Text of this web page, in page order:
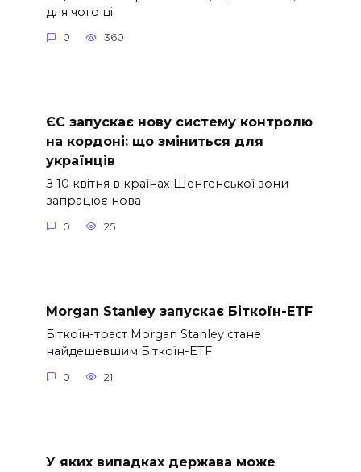
для чого ці
0 360
ЄС запускає нову систему контролю
на кордоні: що зміниться для
українців
З 10 квітня в країнах Шенгенської зони
запрацює нова
0 25
Morgan Stanley запускає Біткоїн-ETF
Біткоїн-траст Morgan Stanley стане
найдешевшим Біткоїн-ETF
0 21
У яких випадках держава може